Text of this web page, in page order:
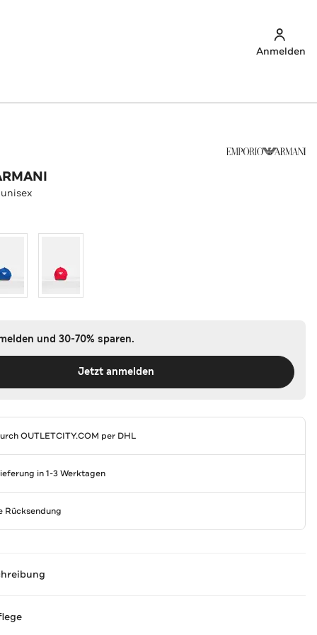
Anmelden
und 30-70% sparen.
Jetzt anmelden
OUTLETCITY.COM per DHL
in 1-3 Werktagen
Rücksendung